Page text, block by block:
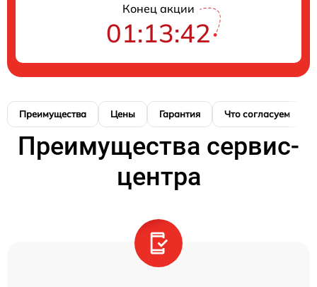
Конец акции
01:13:41
Преимущества Цены Гарантия Что согласуем
Преимущества сервис-
центра